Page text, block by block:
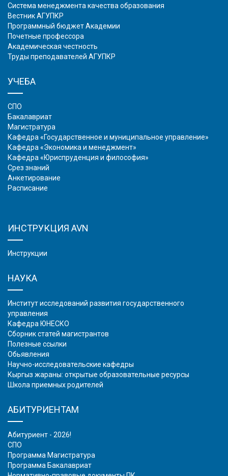
Система менеджмента качества образования
Вестник АГУПКР
Программный бюджет Академии
Почетные профессора
Академическая честность
Труды преподавателей АГУПКР
УЧЕБА
СПО
Бакалавриат
Магистратура
Кафедра «Государственное и муниципальное управление»
Кафедра «Экономика и менеджмент»
Кафедра «Юриспруденция и философия»
Срез знаний
Анкетирование
Расписание
ИНСТРУКЦИЯ AVN
Инструкции
НАУКА
Институт исследований развития государственного
управления
Кафедра ЮНЕСКО
Сборник статей магистрантов
Полезные ссылки
Обьявления
Научно-исследовательские кафедры
Кыргыз жараны: открытые образовательные ресурсы
Школа приемных родителей
АБИТУРИЕНТАМ
Абитуриент - 2026!
СПО
Программа Магистратура
Программа Бакалавриат